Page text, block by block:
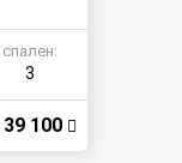
спален:
3
39 100